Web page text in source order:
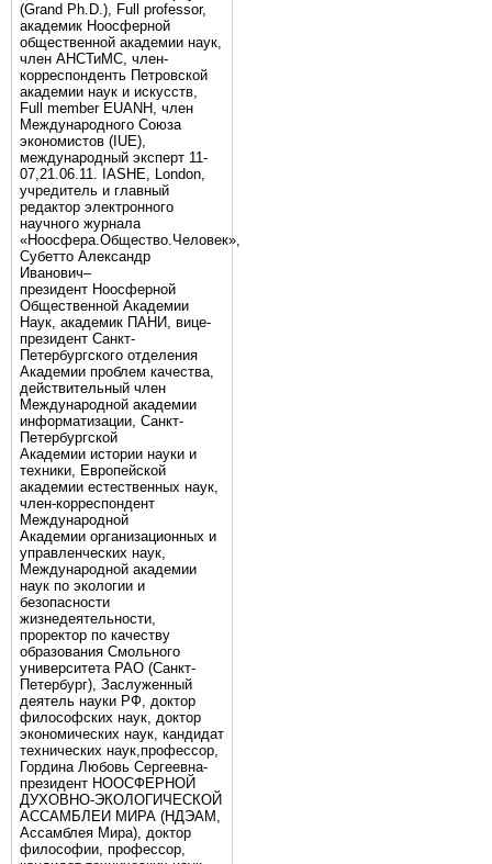
(Grand Ph.D.), Full professor,
академик Ноосферной
общественной академии наук,
член АНСТиМС, член-
корреспонденть Петровской
академии наук и искусств,
Full member EUANH, член
Международного Союза
экономистов (IUE),
международный эксперт 11-
07,21.06.11. IASHE, London,
учредитель и главный
редактор электронного
научного журнала
«Ноосфера.Общество.Человек»,
Субетто Александр
Иванович–
президент Ноосферной
Общественной Академии
Наук, академик ПАНИ, вице-
президент Санкт-
Петербургского отделения
Академии проблем качества,
действительный член
Международной академии
информатизации, Санкт-
Петербургской
Академии истории науки и
техники, Европейской
академии естественных наук,
член-корреспондент
Международной
Академии организационных и
управленческих наук,
Международной академии
наук по экологии и
безопасности
жизнедеятельности,
проректор по качеству
образования Смольного
университета РАО (Санкт-
Петербург), Заслуженный
деятель науки РФ, доктор
философских наук, доктор
экономических наук, кандидат
технических наук,профессор,
Гордина Любовь Сергеевна-
президент НООСФЕРНОЙ
ДУХОВНО-ЭКОЛОГИЧЕСКОЙ
АССАМБЛЕИ МИРА (НДЭАМ,
Ассамблея Мира), доктор
философии, профессор,